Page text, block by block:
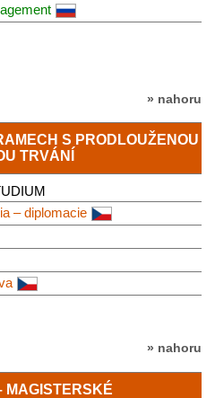
» nahoru
S PRODLOUŽENOU
TRVÁNÍ
– diplomacie
» nahoru
MAGISTERSKÉ